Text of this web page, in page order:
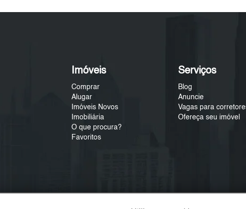
Imóveis
Comprar
Alugar
Imóveis Novos
Imobiliária
O que procura?
Favoritos
Serviços
Blog
Anuncie
Vagas para
Ofereça seu imóvel